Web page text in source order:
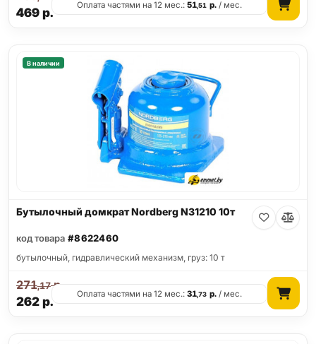
469р.
Оплата частями на 12 мес.:51,51 р./ мес.
В наличии
Бутылочный домкрат Nordberg N31210 10т
код товара #8622460
бутылочный, гидравлический механизм, груз: 10 т
262р.
271,17р.
Оплата частями на 12 мес.:31,73 р./ мес.